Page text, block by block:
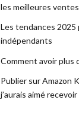
les meilleures
Les tendances 2025
indépendants
Comment avoir plus
Publier sur Amazon
j’aurais aimé